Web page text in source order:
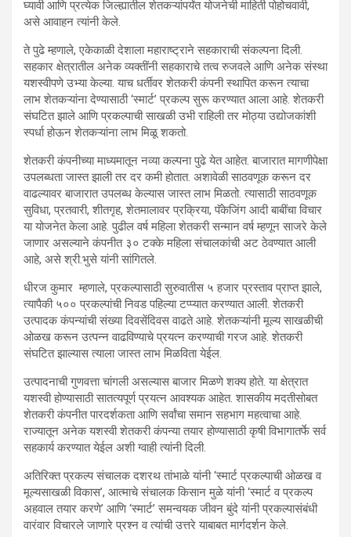
घ्यावी आणि प्रत्येक जिल्ह्यातील शेतकऱ्यांपर्यंत योजनेची माहिती पोहोचवावी,
असे आवाहन त्यांनी केले.
ते पुढे म्हणाले, एकेकाळी देशाला महाराष्ट्राने सहकाराची संकल्पना दिली.
सहकार क्षेत्रातील अनेक व्यक्तींनी सहकाराचे तत्व रुजवले आणि अनेक संस्था
यशस्वीपणे उभ्या केल्या. याच धर्तीवर शेतकरी कंपनी स्थापित करून त्याचा
लाभ शेतकऱ्यांना देण्यासाठी ‘स्मार्ट’ प्रकल्प सुरू करण्यात आला आहे. शेतकरी
संघटित झाले आणि प्रकल्पाची साखळी उभी राहिली तर मोठ्या उद्योजकांशी
स्पर्धा होऊन शेतकऱ्यांना लाभ मिळू शकतो.
शेतकरी कंपनीच्या माध्यमातून नव्या कल्पना पुढे येत आहेत. बाजारात मागणीपेक्षा
उपलब्धता जास्त झाली तर दर कमी होतात. अशावेळी साठवणूक करून दर
वाढल्यावर बाजारात उपलब्ध केल्यास जास्त लाभ मिळतो. त्यासाठी साठवणूक
सुविधा, प्रतवारी, शीतगृह, शेतमालावर प्रक्रिया, पॅकेजिंग आदी बाबींचा विचार
या योजनेत केला आहे. पुढील वर्ष महिला शेतकरी सन्मान वर्ष म्हणून साजरे केले
जाणार असल्याने कंपनीत ३० टक्के महिला संचालकांची अट ठेवण्यात आली
आहे, असे श्री.भुसे यांनी सांगितले.
धीरज कुमार म्हणाले, प्रकल्पासाठी सुरुवातीस ५ हजार प्रस्ताव प्राप्त झाले,
त्यापैकी ५०० प्रकल्पांची निवड पहिल्या टप्प्यात करण्यात आली. शेतकरी
उत्पादक कंपन्यांची संख्या दिवसेंदिवस वाढते आहे. शेतकऱ्यांनी मूल्य साखळीची
ओळख करून उत्पन्न वाढविण्याचे प्रयत्न करण्याची गरज आहे. शेतकरी
संघटित झाल्यास त्याला जास्त लाभ मिळविता येईल.
उत्पादनाची गुणवत्ता चांगली असल्यास बाजार मिळणे शक्य होते. या क्षेत्रात
यशस्वी होण्यासाठी सातत्यपूर्ण प्रयत्न आवश्यक आहेत. शासकीय मदतीसोबत
शेतकरी कंपनीत पारदर्शकता आणि सर्वांचा समान सहभाग महत्वाचा आहे.
राज्यातून अनेक यशस्वी शेतकरी कंपन्या तयार होण्यासाठी कृषी विभागातर्फे सर्व
सहकार्य करण्यात येईल अशी ग्वाही त्यांनी दिली.
अतिरिक्त प्रकल्प संचालक दशरथ तांभाळे यांनी ‘स्मार्ट प्रकल्पाची ओळख व
मूल्यसाखळी विकास’, आत्माचे संचालक किसान मुळे यांनी ‘स्मार्ट व प्रकल्प
अहवाल तयार करणे’ आणि ‘स्मार्ट’ समन्वयक जीवन बुंदे यांनी प्रकल्पासंबंधी
वारंवार विचारले जाणारे प्रश्न व त्यांची उत्तरे याबाबत मार्गदर्शन केले.